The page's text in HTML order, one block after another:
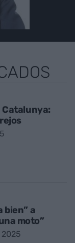
Catalunya:
bien” a
moto”